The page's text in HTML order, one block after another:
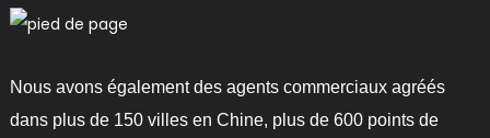
Nous avons également des agents commerciaux agréés
dans plus de 150 villes en Chine, plus de 600 points de